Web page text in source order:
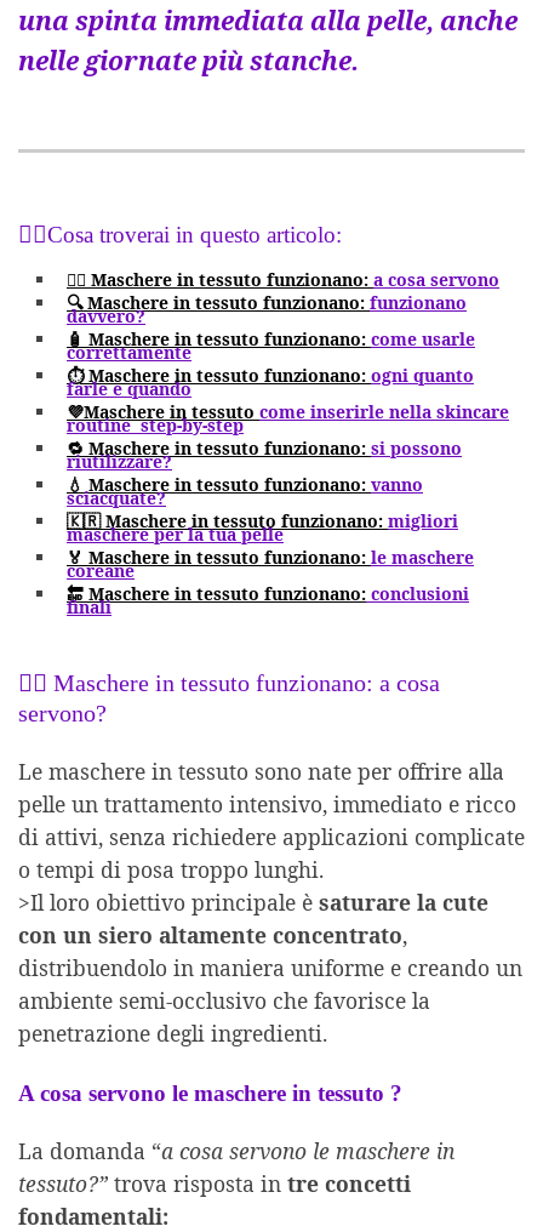
una spinta immediata alla pelle, anche
nelle giornate più stanche.
🧖‍♀️Cosa troverai in questo articolo:
🧖‍♀️ Maschere in tessuto funzionano: a cosa servono
🔍 Maschere in tessuto funzionano: funzionano
davvero?
🧴 Maschere in tessuto funzionano: come usarle
correttamente
⏱️ Maschere in tessuto funzionano: ogni quanto
farle e quando
💜Maschere in tessuto come inserirle nella skincare
routine step-by-step
🔁 Maschere in tessuto funzionano: si possono
riutilizzare?
💧 Maschere in tessuto funzionano: vanno
sciacquate?
🇰🇷 Maschere in tessuto funzionano: migliori
maschere per la tua pelle
🏅 Maschere in tessuto funzionano: le maschere
coreane
🔚 Maschere in tessuto funzionano: conclusioni
finali
🧖‍♀️ Maschere in tessuto funzionano: a cosa
servono?
Le maschere in tessuto sono nate per offrire alla
pelle un trattamento intensivo, immediato e ricco
di attivi, senza richiedere applicazioni complicate
o tempi di posa troppo lunghi.
>Il loro obiettivo principale è saturare la cute
con un siero altamente concentrato,
distribuendolo in maniera uniforme e creando un
ambiente semi-occlusivo che favorisce la
penetrazione degli ingredienti.
A cosa servono le maschere in tessuto ?
La domanda “a cosa servono le maschere in
tessuto?” trova risposta in tre concetti
fondamentali: